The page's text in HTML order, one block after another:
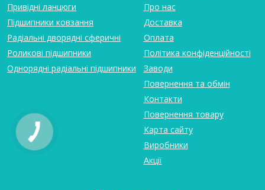
Привідні ланцюги
Підшипники ковзання
Радіальні дворядні сферичні
Роликові підшипники
Однорядні радіальні підшипники
Про нас
Доставка
Оплата
Політика конфіденційності
Заводи
Повернення та обмін
Контакти
Повернення товару
Карта сайту
Виробники
Акції